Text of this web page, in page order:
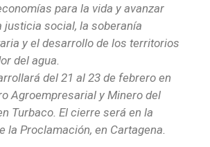
para la vida y avanzar
justicia social, la soberanía
y el desarrollo de los territorios
del agua.
del 21 al 23 de febrero en
Agroempresarial y Minero del
Turbaco. El cierre será en la
la Proclamación, en Cartagena.